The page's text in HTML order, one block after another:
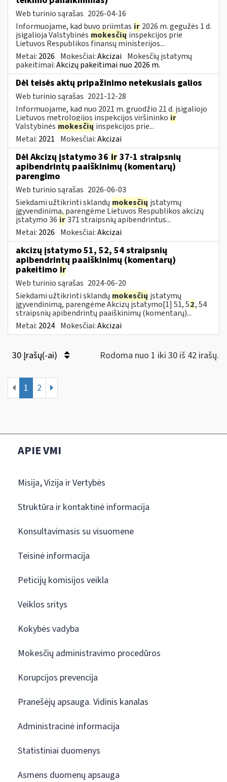
Web turinio sąrašas 2026-04-16
Informuojame, kad buvo priimtas ir 2026 m. gegužės 1 d.
įsigalioja Valstybinės mokesčių inspekcijos prie
Lietuvos Respublikos finansų ministerijos...
Metai: 2026 Mokesčiai:Akcizai Mokesčių įstatymų
pakeitimai:Akcizų pakeitimai nuo 2026 m.
Dėl teisės aktų pripažinimo netekusiais galios
Web turinio sąrašas 2021-12-28
Informuojame, kad nuo 2021 m. gruodžio 21 d. įsigaliojo
Lietuvos metrologijos inspekcijos viršininko ir
Valstybinės mokesčių inspekcijos prie...
Metai: 2021 Mokesčiai:Akcizai
Dėl Akcizų įstatymo 36 ir 37-1 straipsnių
apibendrintų paaiškinimų (komentarų)
parengimo
Web turinio sąrašas 2026-06-03
Siekdami užtikrinti sklandų mokesčių įstatymų
įgyvendinimą, parengėme Lietuvos Respublikos akcizų
įstatymo 36 ir371 straipsnių apibendrintus...
Metai: 2026 Mokesčiai:Akcizai
akcizų įstatymo 51, 52, 54 straipsnių
apibendrintų paaiškinimų (komentarų)
pakeitimo ir
Web turinio sąrašas 2024-06-20
Siekdami užtikrinti sklandų mokesčių įstatymų
įgyvendinimą, parengėme Akcizų įstatymo[1] 51, 52, 54
straipsnių apibendrintų paaiškinimų (komentarų)...
Metai: 2024 Mokesčiai:Akcizai
30 Įrašų(-ai) Rodoma nuo 1 iki 30 iš 42 irašų.
1 2
APIE VMI
Misija, Vizija ir Vertybės
Struktūra ir kontaktinė informacija
Konsultavimasis su visuomene
Teisinė informacija
Peticijų komisijos veikla
Veiklos sritys
Kokybės vadyba
Mokesčių administravimo procedūros
Korupcijos prevencija
Pranešėjų apsauga. Vidinis kanalas
Administracinė informacija
Statistiniai duomenys
Asmens duomenų apsauga